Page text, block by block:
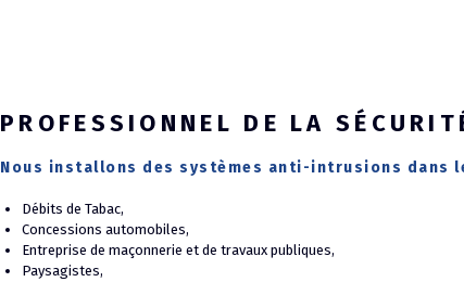
PROFESSIONNEL DE LA
Nous installons des systèmes anti-intrusions dans
Débits de Tabac,
Concessions automobiles,
Entreprise de maçonnerie et de travaux publiques,
Paysagistes,